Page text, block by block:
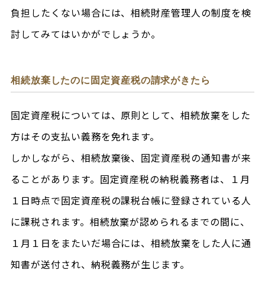
負担したくない場合には、相続財産管理人の制度を検
討してみてはいかがでしょうか。
相続放棄したのに固定資産税の請求がきたら
固定資産税については、原則として、相続放棄をした
方はその支払い義務を免れます。
しかしながら、相続放棄後、固定資産税の通知書が来
ることがあります。固定資産税の納税義務者は、１月
１日時点で固定資産税の課税台帳に登録されている人
に課税されます。相続放棄が認められるまでの間に、
１月１日をまたいだ場合には、相続放棄をした人に通
知書が送付され、納税義務が生じます。